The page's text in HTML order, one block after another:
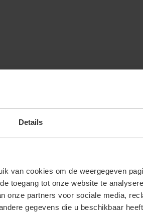
Details
van cookies om de weergegeven
toegang tot onze website te
onze partners voor sociale media,
gegevens die u beschikbaar